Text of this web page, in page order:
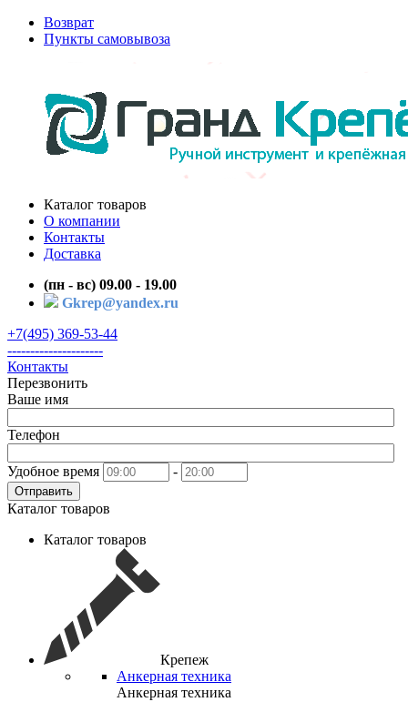
Возврат
Пункты самовывоза
Каталог товаров
О компании
Контакты
Доставка
(пн - вс) 09.00 - 19.00
Gkrep@yandex.ru
+7(495) 369-53-44
---------------------
Контакты
Перезвонить
Ваше имя
Телефон
Удобное время -
Отправить
Каталог товаров
Каталог товаров
Крепеж
Анкерная техника
Анкерная техника